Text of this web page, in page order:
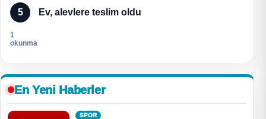
5 Ev, alevlere teslim oldu
1
okunma
En Yeni Haberler
SPOR